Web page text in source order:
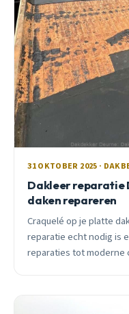
31 OKTOBER 2025 ·
Dakleer reparatie
daken repareren
Craquelé op je platte
reparatie echt nodig is
reparaties tot moderne